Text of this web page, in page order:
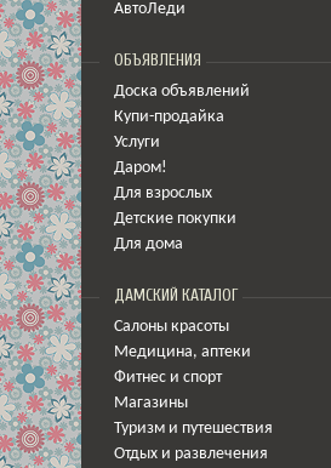
АвтоЛеди
ОБЪЯВЛЕНИЯ
Доска объявлений
Купи-продайка
Услуги
Даром!
Для взрослых
Детские покупки
Для дома
ДАМСКИЙ КАТАЛОГ
Салоны красоты
Медицина, аптеки
Фитнес и спорт
Магазины
Туризм и путешествия
Отдых и развлечения